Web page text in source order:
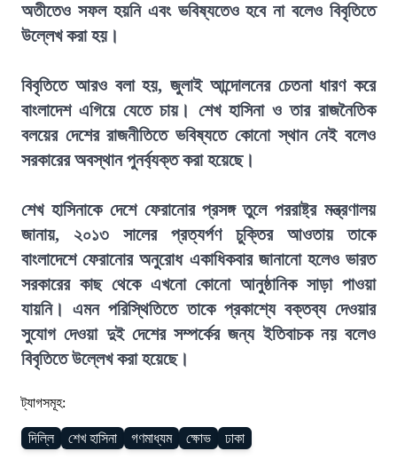
অতীতেও সফল হয়নি এবং ভবিষ্যতেও হবে না বলেও বিবৃতিতে
উল্লেখ করা হয়।
বিবৃতিতে আরও বলা হয়, জুলাই আন্দোলনের চেতনা ধারণ করে
বাংলাদেশ এগিয়ে যেতে চায়। শেখ হাসিনা ও তার রাজনৈতিক
বলয়ের দেশের রাজনীতিতে ভবিষ্যতে কোনো স্থান নেই বলেও
সরকারের অবস্থান পুনর্ব্যক্ত করা হয়েছে।
শেখ হাসিনাকে দেশে ফেরানোর প্রসঙ্গ তুলে পররাষ্ট্র মন্ত্রণালয়
জানায়, ২০১৩ সালের প্রত্যর্পণ চুক্তির আওতায় তাকে
বাংলাদেশে ফেরানোর অনুরোধ একাধিকবার জানানো হলেও ভারত
সরকারের কাছ থেকে এখনো কোনো আনুষ্ঠানিক সাড়া পাওয়া
যায়নি। এমন পরিস্থিতিতে তাকে প্রকাশ্যে বক্তব্য দেওয়ার
সুযোগ দেওয়া দুই দেশের সম্পর্কের জন্য ইতিবাচক নয় বলেও
বিবৃতিতে উল্লেখ করা হয়েছে।
ট্যাগসমূহ:
দিল্লি শেখ হাসিনা গণমাধ্যম ক্ষোভ ঢাকা